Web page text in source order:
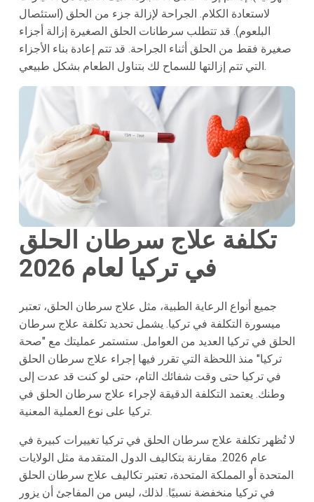
لاستعادة الكلام. الجراحة لإزالة جزء من الحلق (استئصال
البلعوم). قد تتطلب سرطانات الحلق الصغيرة إزالة أجزاء
صغيرة فقط من الحلق أثناء الجراحة. قد تتم إعادة بناء الأجزاء
التي تتم إزالتها للسماح لك بتناول الطعام بشكل طبيعي.
تكلفة علاج سرطان الحلق
في تركيا لعام 2026
جميع أنواع الرعاية الطبية، مثل علاج سرطان الحلق، تعتبر
ميسورة التكلفة في تركيا. يشمل تحديد تكلفة علاج سرطان
الحلق في تركيا العديد من العوامل. ستستمر عمليتك مع "صحة
تركيا" منذ اللحظة التي تقرر فيها إجراء علاج سرطان الحلق
في تركيا حتى وقت شفائك التام، حتى لو كنت قد عدت إلى
وطنك. يعتمد التكلفة الدقيقة لإجراء علاج سرطان الحلق في
تركيا على نوع العملية المعنية.
لا تُظهر تكلفة علاج سرطان الحلق في تركيا تغييرات كبيرة في
عام 2026. مقارنة بتكاليف الدول المتقدمة مثل الولايات
المتحدة أو المملكة المتحدة، تعتبر تكاليف علاج سرطان الحلق
في تركيا منخفضة نسبيًا. لذلك، ليس من المفاجئ أن يزور